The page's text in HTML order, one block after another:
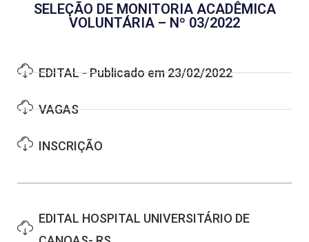
SELEÇÃO DE MONITORIA ACADÊMICA
VOLUNTÁRIA – Nº 03/2022
EDITAL - Publicado em 23/02/2022
VAGAS
INSCRIÇÃO
EDITAL HOSPITAL UNIVERSITÁRIO DE